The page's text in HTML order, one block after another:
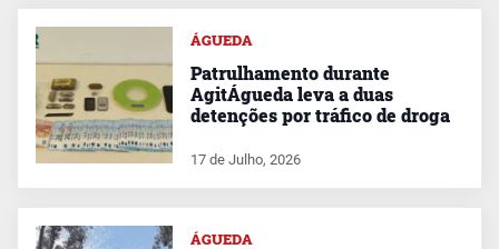
ÁGUEDA
Patrulhamento durante
AgitÁgueda leva a duas
detenções por tráfico de droga
17 de Julho, 2026
ÁGUEDA